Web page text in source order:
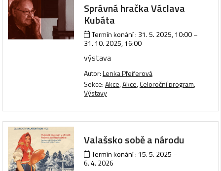
Správná hračka Václava
Kubáta
Termín konání : 31. 5. 2025, 10:00–
31. 10. 2025, 16:00
výstava
Autor:Lenka Pfeiferová
Sekce:Akce,Akce,Celoroční program,
Výstavy
Valašsko sobě a národu
Termín konání : 15. 5. 2025 –
6. 4. 2026